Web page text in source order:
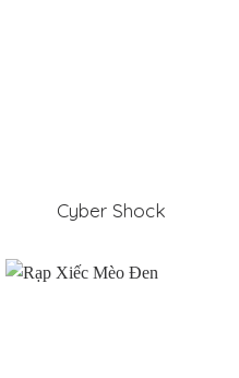
Cyber Shock